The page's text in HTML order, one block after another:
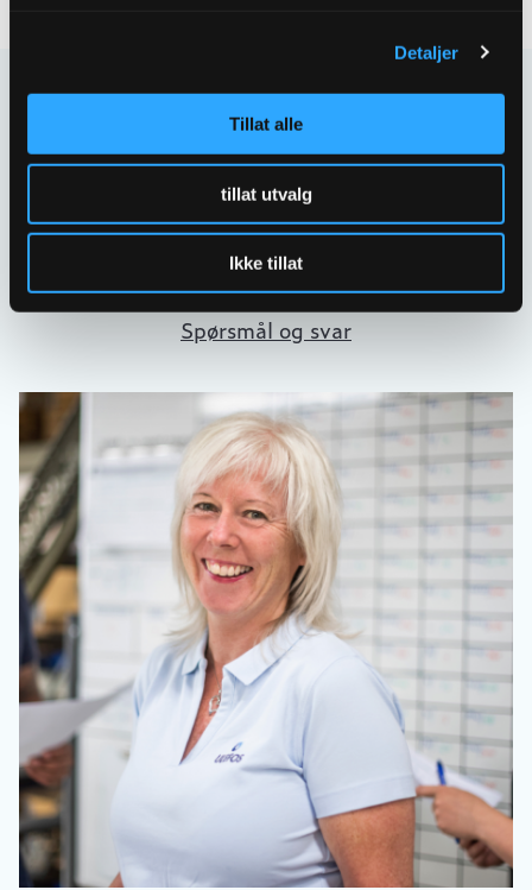
Detaljer
Tillat alle
tillat utvalg
Ikke tillat
Kontakt oss
Har spørsmål eller behov for hjelp så kontakt oss
Skriv til oss
67 80 62 00
Spørsmål og svar